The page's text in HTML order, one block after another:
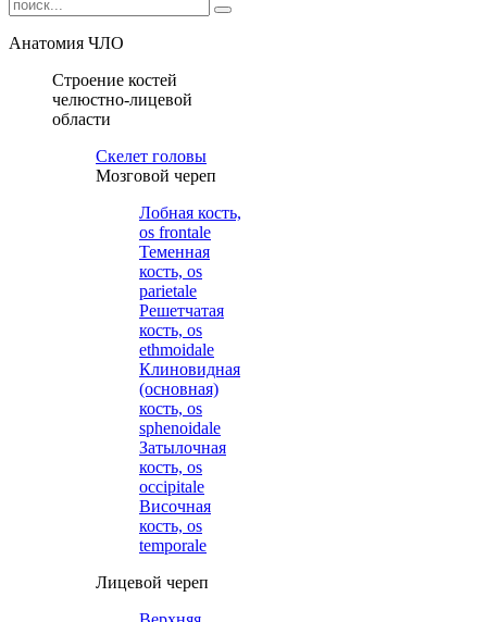
Анатомия ЧЛО
Строение костей
челюстно-лицевой
области
Cкелет головы
Мозговой череп
Лобная кость,
os frontale
Теменная
кость, os
parietale
Решетчатая
кость, os
ethmoidale
Клиновидная
(основная)
кость, os
sphenoidale
Затылочная
кость, os
occipitale
Височная
кость, os
temporale
Лицевой череп